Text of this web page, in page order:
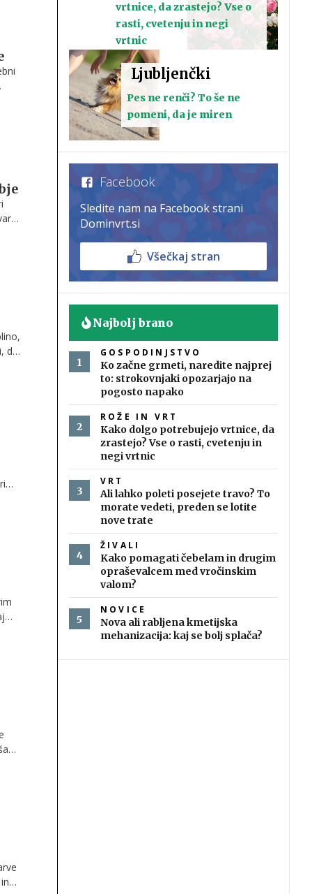
da
vrtnice, da zrastejo? Vse o
rasti, cvetenju in negi
vrtnic
Ljubljenčki
Pes ne renči? To še ne
pomeni, da je miren
Facebook
Sledite nam na Facebook strani
Dominvrt.si
Všečkaj stran
Najbolj brano
GOSPODINJSTVO
Ko začne grmeti, naredite najprej
to: strokovnjaki opozarjajo na
pogosto napako
ROŽE IN VRT
Kako dolgo potrebujejo vrtnice, da
zrastejo? Vse o rasti, cvetenju in
negi vrtnic
VRT
Ali lahko poleti posejete travo? To
morate vedeti, preden se lotite
nove trate
ŽIVALI
Kako pomagati čebelam in drugim
opraševalcem med vročinskim
valom?
NOVICE
Nova ali rabljena kmetijska
mehanizacija: kaj se bolj splača?